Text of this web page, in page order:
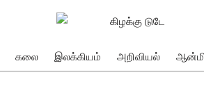
கலை இலக்கியம் அறிவியல்